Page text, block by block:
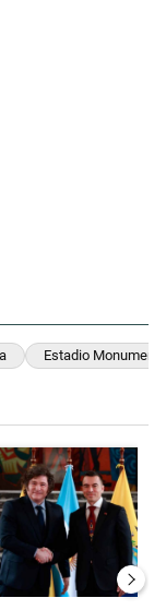
Estadio
dio media sanción
de tendencia con el